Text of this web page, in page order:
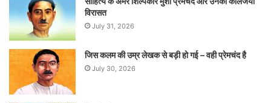
विरासत
July 31, 2026
जिस कलम की उम्र लेखक से बड़ी हो गई – वही प्रेमचंद है
July 30, 2026